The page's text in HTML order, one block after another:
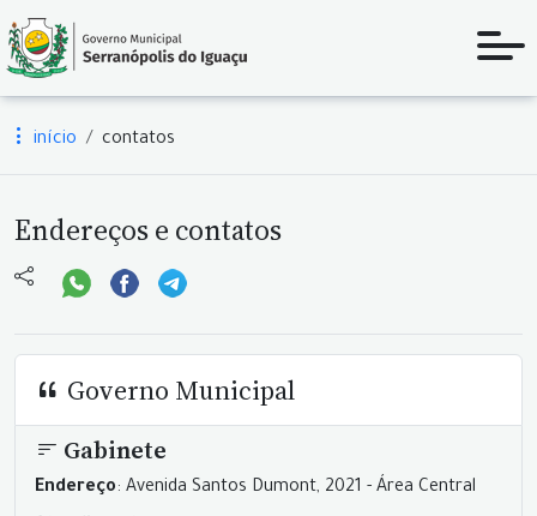
início contatos
Endereços e contatos
Governo Municipal
Gabinete
Endereço: Avenida Santos Dumont, 2021 - Área Central